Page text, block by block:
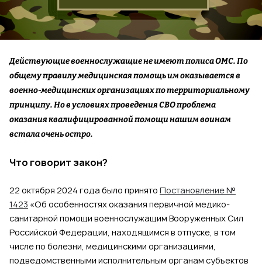
Действующие военнослужащие не имеют полиса ОМС. По
общему правилу медицинская помощь им оказывается в
военно-медицинских организациях по территориальному
принципу. Но в условиях проведения СВО проблема
оказания квалифицированной помощи нашим воинам
встала очень остро.
Что говорит закон?
22 октября 2024 года было принято Постановление №
1423 «Об особенностях оказания первичной медико-
санитарной помощи военнослужащим Вооруженных Сил
Российской Федерации, находящимся в отпуске, в том
числе по болезни, медицинскими организациями,
подведомственными исполнительным органам субъектов